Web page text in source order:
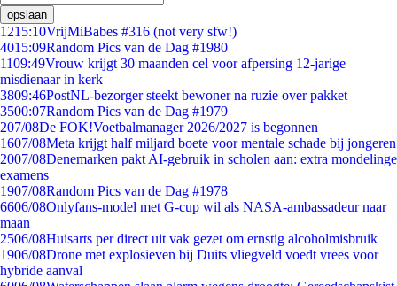
opslaan
1215:10VrijMiBabes #316 (not very sfw!)
4015:09Random Pics van de Dag #1980
1109:49Vrouw krijgt 30 maanden cel voor afpersing 12-jarige
misdienaar in kerk
3809:46PostNL-bezorger steekt bewoner na ruzie over pakket
3500:07Random Pics van de Dag #1979
207/08De FOK!Voetbalmanager 2026/2027 is begonnen
1607/08Meta krijgt half miljard boete voor mentale schade bij jongeren
2007/08Denemarken pakt AI-gebruik in scholen aan: extra mondelinge
examens
1907/08Random Pics van de Dag #1978
6606/08Onlyfans-model met G-cup wil als NASA-ambassadeur naar
maan
2506/08Huisarts per direct uit vak gezet om ernstig alcoholmisbruik
1906/08Drone met explosieven bij Duits vliegveld voedt vrees voor
hybride aanval